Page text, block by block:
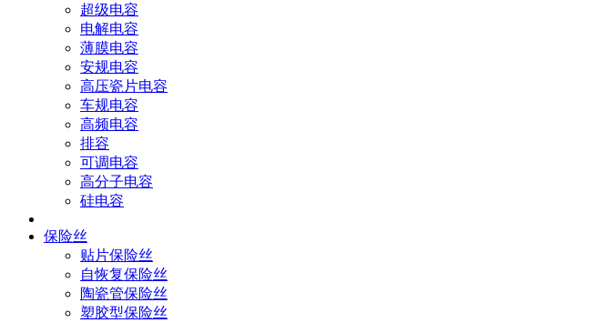
超级电容
电解电容
薄膜电容
安规电容
高压瓷片电容
车规电容
高频电容
排容
可调电容
高分子电容
硅电容
保险丝
贴片保险丝
自恢复保险丝
陶瓷管保险丝
塑胶型保险丝